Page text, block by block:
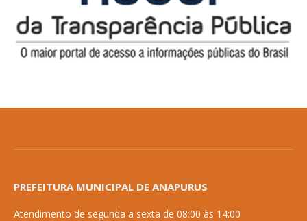
PREFEITURA MUNICIPAL DE ANAPURUS
Atendimento de segunda a sexta de 08:00 às 14:00